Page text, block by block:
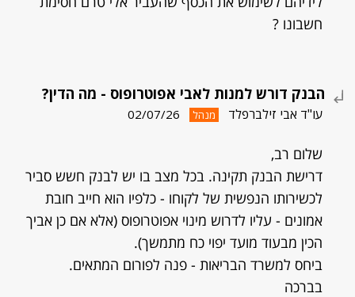
חשבונו ?
הבנק דורש למנות לאבי אפוטרופוס - מה הדין?
עו"ד אבי זילברפלד מנהל 02/07/26
שלום רב,
דרישת הבנק תקינה. בכל מצב בו יש לבנק חשש סביר
לכשירותו הנפשית של לקוחו - כלפיו הוא חייב חובת
אמונים - עליו לדרוש מינוי אפוטרופוס (אלא אם כן אביך
הכין מבעוד מועד יפוי כח מתמשך).
ביחס למשרד הבריאות - פנה לפורום המתאים.
בברכה